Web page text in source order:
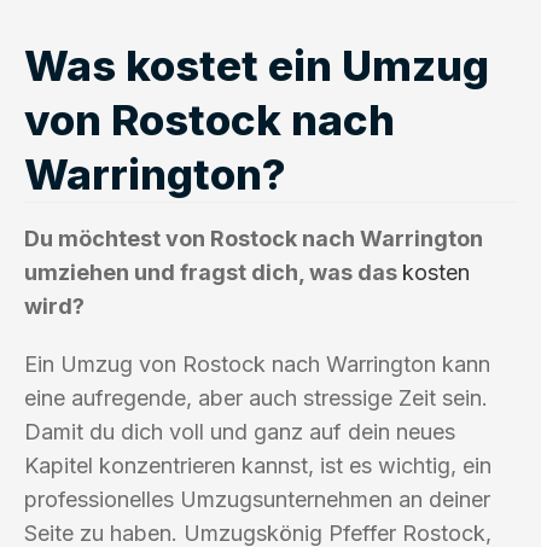
Was kostet ein Umzug
von Rostock nach
Warrington?
Du möchtest von Rostock nach Warrington
umziehen und fragst dich, was das kosten
wird?
Ein Umzug von Rostock nach Warrington kann
eine aufregende, aber auch stressige Zeit sein.
Damit du dich voll und ganz auf dein neues
Kapitel konzentrieren kannst, ist es wichtig, ein
professionelles Umzugsunternehmen an deiner
Seite zu haben. Umzugskönig Pfeffer Rostock,